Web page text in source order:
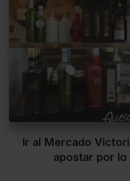
Ir al Mercado
apostar por